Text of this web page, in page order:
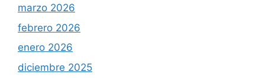
marzo 2026
febrero 2026
enero 2026
diciembre 2025